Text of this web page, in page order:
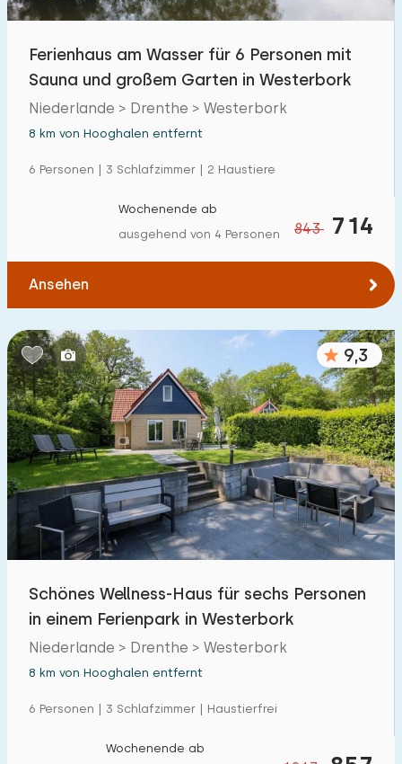
Ferienhaus am Wasser für 6 Personen mit
Sauna und großem Garten in Westerbork
Niederlande > Drenthe > Westerbork
8 km von Hooghalen entfernt
6 Personen | 3 Schlafzimmer | 2 Haustiere
843 714
Wochenende ab
ausgehend von 4 Personen
Ansehen
9,3
Schönes Wellness-Haus für sechs Personen
in einem Ferienpark in Westerbork
Niederlande > Drenthe > Westerbork
8 km von Hooghalen entfernt
6 Personen | 3 Schlafzimmer | Haustierfrei
Wochenende ab